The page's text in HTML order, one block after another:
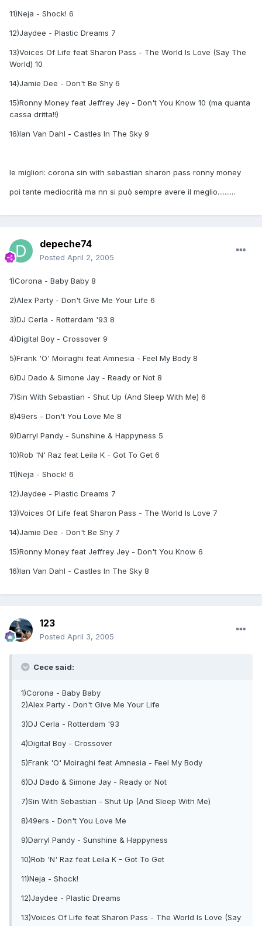
11)Neja - Shock! 6
12)Jaydee - Plastic Dreams 7
13)Voices Of Life feat Sharon Pass - The World Is Love (Say The
World) 10
14)Jamie Dee - Don't Be Shy 6
15)Ronny Money feat Jeffrey Jey - Don't You Know 10 (ma quanta
cassa dritta!!)
16)Ian Van Dahl - Castles In The Sky 9
le migliori: corona sin with sebastian sharon pass ronny money
poi tante mediocrità ma nn si può sempre avere il meglio..........
depeche74
Posted April 2, 2005
1)Corona - Baby Baby 8
2)Alex Party - Don't Give Me Your Life 6
3)DJ Cerla - Rotterdam '93 8
4)Digital Boy - Crossover 9
5)Frank 'O' Moiraghi feat Amnesia - Feel My Body 8
6)DJ Dado & Simone Jay - Ready or Not 8
7)Sin With Sebastian - Shut Up (And Sleep With Me) 6
8)49ers - Don't You Love Me 8
9)Darryl Pandy - Sunshine & Happyness 5
10)Rob 'N' Raz feat Leila K - Got To Get 6
11)Neja - Shock! 6
12)Jaydee - Plastic Dreams 7
13)Voices Of Life feat Sharon Pass - The World Is Love 7
14)Jamie Dee - Don't Be Shy 7
15)Ronny Money feat Jeffrey Jey - Don't You Know 6
16)Ian Van Dahl - Castles In The Sky 8
123
Posted April 3, 2005
Cece said:
1)Corona - Baby Baby
2)Alex Party - Don't Give Me Your Life
3)DJ Cerla - Rotterdam '93
4)Digital Boy - Crossover
5)Frank 'O' Moiraghi feat Amnesia - Feel My Body
6)DJ Dado & Simone Jay - Ready or Not
7)Sin With Sebastian - Shut Up (And Sleep With Me)
8)49ers - Don't You Love Me
9)Darryl Pandy - Sunshine & Happyness
10)Rob 'N' Raz feat Leila K - Got To Get
11)Neja - Shock!
12)Jaydee - Plastic Dreams
13)Voices Of Life feat Sharon Pass - The World Is Love (Say